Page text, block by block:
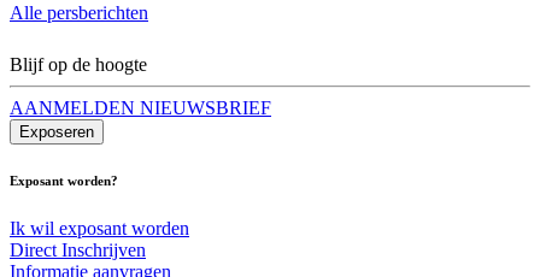
Alle persberichten
Blijf op de hoogte
AANMELDEN NIEUWSBRIEF
Exposeren
Exposant worden?
Ik wil exposant worden
Direct Inschrijven
Informatie aanvragen